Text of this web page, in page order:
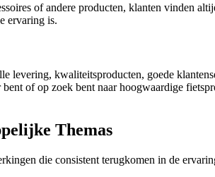
of andere producten, klanten vinden
ervaring is.
kwaliteitsproducten, goede
of op zoek bent naar hoogwaardige
Themas
die consistent terugkomen in de